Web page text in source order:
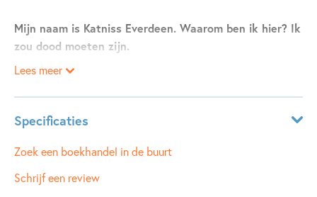
Mijn naam is Katniss Everdeen. Waarom ben ik hier? Ik
zou dood moeten zijn.
Hongerspelen, het macabere evenement dat eens per jaar
plaatsvindt om de bevolking van Panem eraan te herinneren
dat regime begint nu te wankelen. Rebellen nemen Katniss
mee naar het grimmige District 13, waar de regering geen
vat op heeft en waar plannen worden gemaakt voor een
Lees meer
Specificaties
ISBN: 9789000399307
NUR:
Zoek een boekhandel in de buurt
Schrijf een review